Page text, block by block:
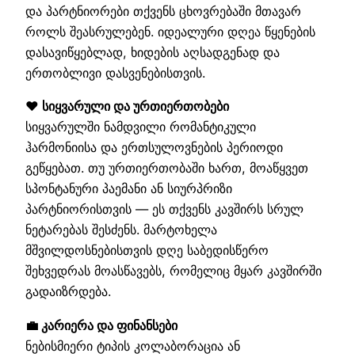
და პარტნიორები თქვენს ცხოვრებაში მთავარ
როლს შეასრულებენ. იდეალური დღეა წყენების
დასავიწყებლად, ხიდების აღსადგენად და
ერთობლივი დასვენებისთვის.
❤️ სიყვარული და ურთიერთობები
სიყვარულში ნამდვილი რომანტიკული
ჰარმონიისა და ერთსულოვნების პერიოდი
გეწყებათ. თუ ურთიერთობაში ხართ, მოაწყვეთ
სპონტანური პაემანი ან სიურპრიზი
პარტნიორისთვის — ეს თქვენს კავშირს სრულ
ნეტარებას შესძენს. მარტოხელა
მშვილდოსნებისთვის დღე საბედისწერო
შეხვედრას მოასწავებს, რომელიც მყარ კავშირში
გადაიზრდება.
💼 კარიერა და ფინანსები
ნებისმიერი ტიპის კოლაბორაცია ან